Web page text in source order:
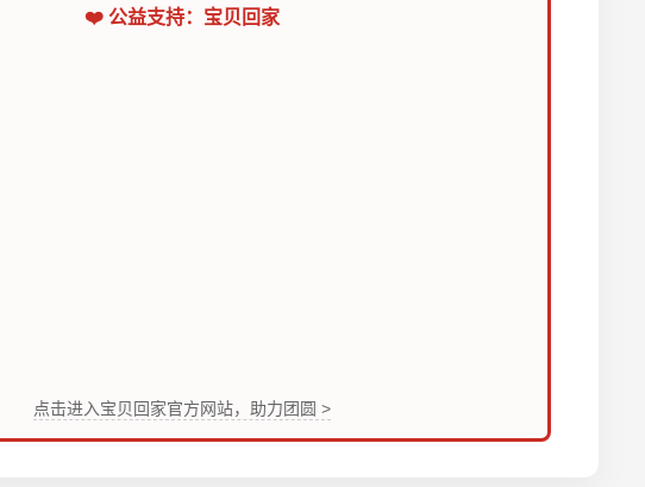
❤️ 公益支持：宝贝回家
点击进入宝贝回家官方网站，助力团圆 >